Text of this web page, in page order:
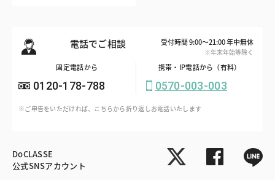
電話でご相談 受付時間 9:00～21:00 年中無休
※年末年始等除く
固定電話から
0120-178-788
携帯・IP電話から（有料）
0570-003-003
※ご申告をいただければ、こちらから折り返しお電話いたします
DoCLASSE
公式SNSアカウント